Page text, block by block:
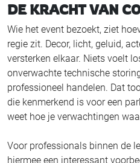
DE KRACHT VAN
Wie het event bezoekt, ziet
regie zit. Decor, licht, geluid,
versterken elkaar. Niets voelt
onverwachte technische
professioneel handelen. Dat
die kenmerkend is voor een
weet hoe je verwachtingen
Voor professionals binnen de
hiermee een interessant